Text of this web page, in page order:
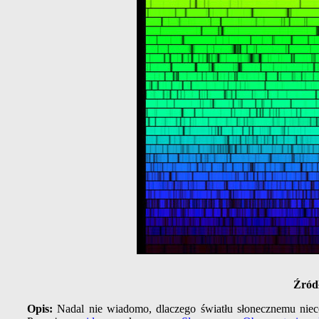
Opis: Nadal nie wiadomo, dlaczego światłu słonecznemu